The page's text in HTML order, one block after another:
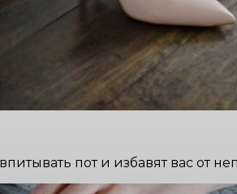
пот и избавят вас от